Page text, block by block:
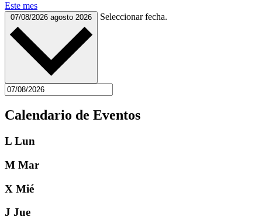
Este mes
07/08/2026 agosto 2026 Seleccionar fecha.
Calendario de Eventos
L Lun
M Mar
X Mié
J Jue